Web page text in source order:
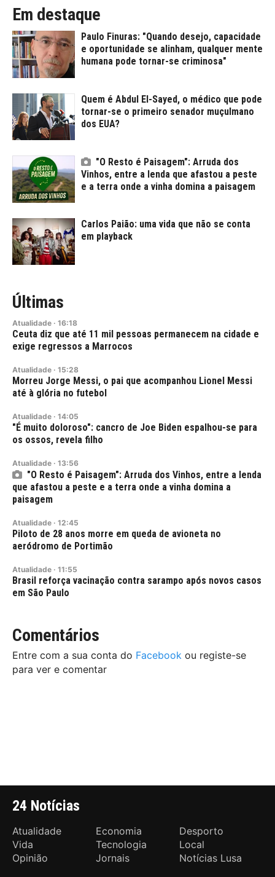
Em destaque
Paulo Finuras: "Quando desejo, capacidade
e oportunidade se alinham, qualquer mente
humana pode tornar-se criminosa"
Quem é Abdul El-Sayed, o médico que pode
tornar-se o primeiro senador muçulmano
dos EUA?
"O Resto é Paisagem": Arruda dos
Vinhos, entre a lenda que afastou a peste
e a terra onde a vinha domina a paisagem
Carlos Paião: uma vida que não se conta
em playback
Últimas
Atualidade · 16:18
Ceuta diz que até 11 mil pessoas permanecem na cidade e
exige regressos a Marrocos
Atualidade · 15:28
Morreu Jorge Messi, o pai que acompanhou Lionel Messi
até à glória no futebol
Atualidade · 14:05
"É muito doloroso": cancro de Joe Biden espalhou-se para
os ossos, revela filho
Atualidade · 13:56
"O Resto é Paisagem": Arruda dos Vinhos, entre a lenda
que afastou a peste e a terra onde a vinha domina a
paisagem
Atualidade · 12:45
Piloto de 28 anos morre em queda de avioneta no
aeródromo de Portimão
Atualidade · 11:55
Brasil reforça vacinação contra sarampo após novos casos
em São Paulo
Comentários
Entre com a sua conta do Facebook ou registe-se
para ver e comentar
24 Notícias
Atualidade Economia
Desporto
Vida
Tecnologia
Local
Opinião
Jornais Notícias Lusa